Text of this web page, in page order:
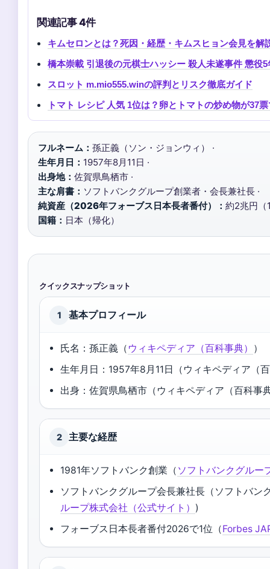
関連記事 4件
キムセロンとは？死因・経歴・キムスヒョン会見を解
橋本崇載 引退後の元棋士ハッシー 殺人未遂事件 懲役
スロット m.mio555.winの評判とリスク徹底ガイド
トマト レシピ 人気 1位は？卵とトマトの炒め物が37
フルネーム： 孫正義（ソン・ジョンウィ） ·
生年月日： 1957年8月11日 ·
出身地： 佐賀県鳥栖市 ·
主な肩書： ソフトバンクグループ創業者・会長兼社長 ·
純資産（2026年フォーブス日本長者番付）： 約2兆円（
国籍： 日本（帰化）
クイックスナップショット
1 基本プロフィール
氏名：孫正義（ ウィキペディア（百科事典） ）
生年月日：1957年8月11日（ウィキペディア（
出身：佐賀県鳥栖市（ウィキペディア（百科事
2 主要な経歴
1981年ソフトバンク創業（ ソフトバンクグルー
ソフトバンクグループ会長兼社長（ソフトバン
ループ株式会社（公式サイト） )
フォーブス日本長者番付2026で1位（Forbes